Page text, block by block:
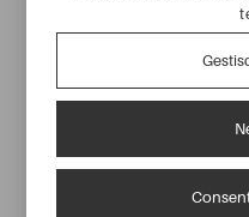
La tua meta,
i nostri